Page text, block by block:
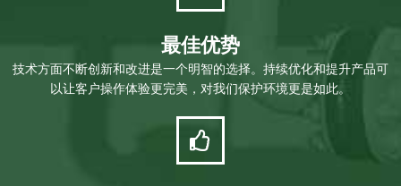
最佳优势
技术方面不断创新和改进是一个明智的选择。持续优化和提升产品可
以让客户操作体验更完美，对我们保护环境更是如此。